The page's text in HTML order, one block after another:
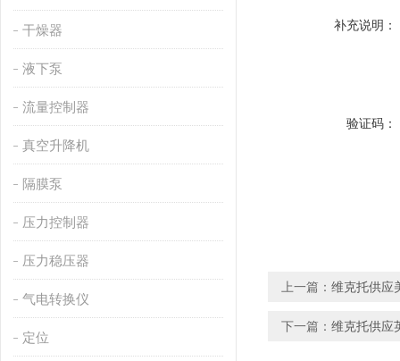
干燥器
液下泵
流量控制器
真空升降机
隔膜泵
压力控制器
压力稳压器
气电转换仪
定位
补充说明：
验证码：
上一篇： 维克托供应
下一篇： 维克托供应